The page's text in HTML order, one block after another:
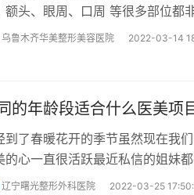
额头、眼周、口周 等很多部位都
乌鲁木齐华美整形美容医院 2022-03-14
的年龄段适合什么医美项
到了春暖花开的季节虽然现在我
的心一直很活跃最近私信的姐妹
是很多姐妹都在问抗衰项目
辽宁曙光整形外科医院 2022-03-25